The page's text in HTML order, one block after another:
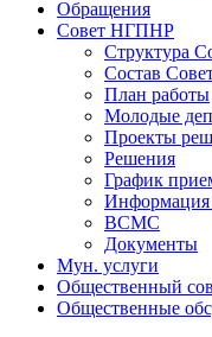
Обращения
Совет НГПНР
Структура
Состав
План работы
Молодые
Проекты
Решения
График
Информация
ВСМС
Документы
Мун. услуги
Общественный
Общественные